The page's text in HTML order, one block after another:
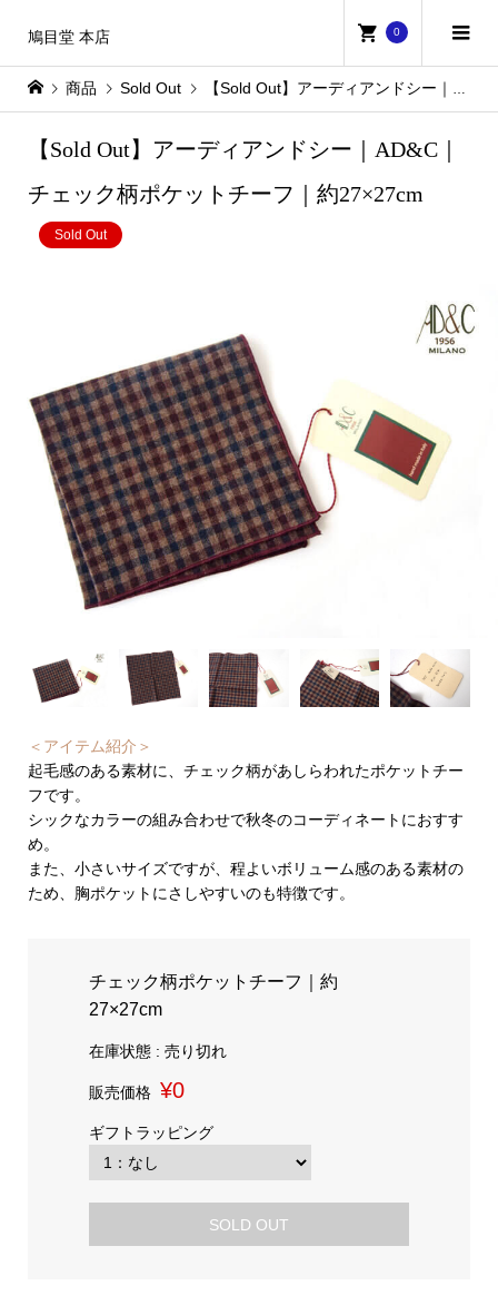
鳩目堂 本店 0
商品 Sold Out 【Sold Out】アーディアンドシー｜AD&C｜チェック柄ポケットチーフ｜約27×27cm
【Sold Out】アーディアンドシー｜AD&C｜
チェック柄ポケットチーフ｜約27×27cm
Sold Out
＜アイテム紹介＞
起毛感のある素材に、チェック柄があしらわれたポケットチー
フです。
シックなカラーの組み合わせで秋冬のコーディネートにおすす
め。
また、小さいサイズですが、程よいボリューム感のある素材の
ため、胸ポケットにさしやすいのも特徴です。
チェック柄ポケットチーフ｜約
27×27cm
在庫状態 : 売り切れ
販売価格 ¥0
ギフトラッピング
SOLD OUT